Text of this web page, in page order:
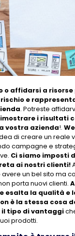
o affidarsi a
rischio e
. Potreste
i risultati
vostra azienda!.
di creare un reale
campagne e
Ci siamo imposti
ai nostri clienti!
un bel sito ma
porta nuovi clienti.
esalta la qualità e
è la stessa cosa
il tipo di vantaggi
prodotti.